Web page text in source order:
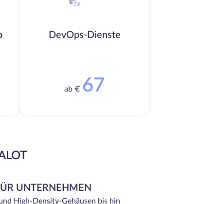
DevOps-Dienste
ab € 67
UNTERNEHMEN
High-Density-Gehäusen bis hin